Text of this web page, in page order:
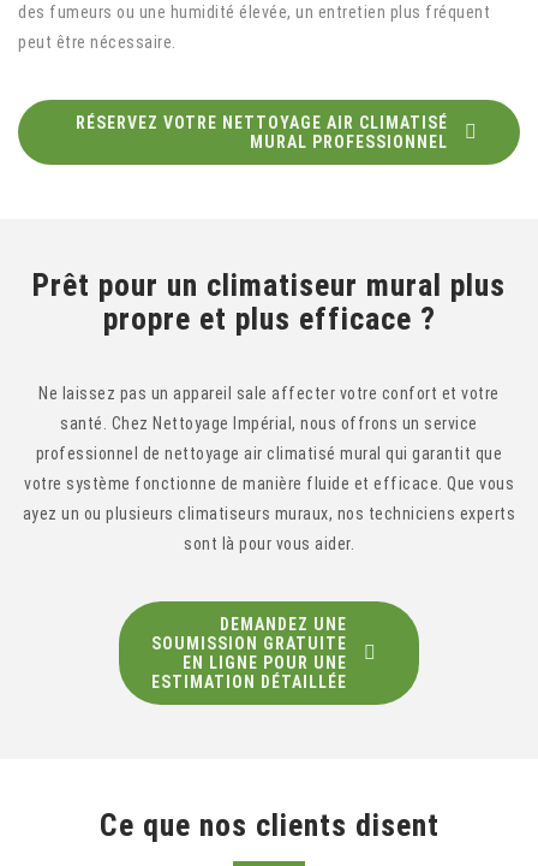
des fumeurs ou une humidité élevée, un entretien plus fréquent
peut être nécessaire.
RÉSERVEZ VOTRE NETTOYAGE AIR CLIMATISÉ
MURAL PROFESSIONNEL
Prêt pour un climatiseur mural plus
propre et plus efficace ?
Ne laissez pas un appareil sale affecter votre confort et votre
santé. Chez Nettoyage Impérial, nous offrons un service
professionnel de nettoyage air climatisé mural qui garantit que
votre système fonctionne de manière fluide et efficace. Que vous
ayez un ou plusieurs climatiseurs muraux, nos techniciens experts
sont là pour vous aider.
DEMANDEZ UNE
SOUMISSION GRATUITE
EN LIGNE POUR UNE
ESTIMATION DÉTAILLÉE
Ce que nos clients disent